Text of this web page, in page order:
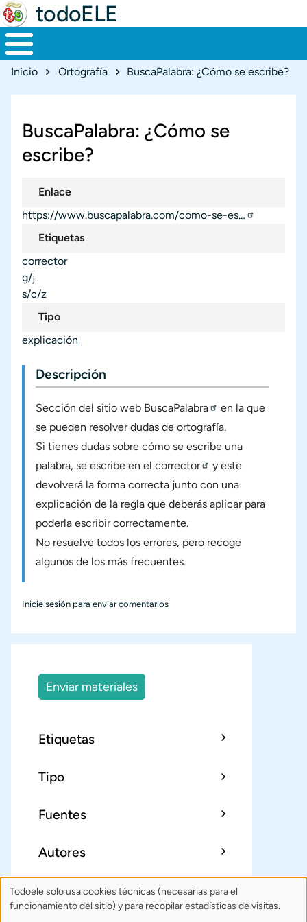
todoELE
Ruta de navegación
Inicio Ortografía BuscaPalabra: ¿Cómo se escribe?
BuscaPalabra: ¿Cómo se
escribe?
Enlace
https://www.buscapalabra.com/como-se-es…
Etiquetas
corrector
g/j
s/c/z
Tipo
explicación
Descripción
Sección del sitio web BuscaPalabra
en la que
se pueden resolver dudas de ortografía.
Si tienes dudas sobre cómo se escribe una
palabra, se escribe en el corrector
y este
devolverá la forma correcta junto con una
explicación de la regla que deberás aplicar para
poderla escribir correctamente.
No resuelve todos los errores, pero recoge
algunos de los más frecuentes.
Inicie sesión para enviar comentarios
Enviar materiales
Etiquetas
Tipo
Fuentes
Autores
Sobre TodoeleÍndice Publica
Uso
Todoele solo usa cookies técnicas (necesarias para el
funcionamiento del sitio) y para recopilar estadísticas de visitas.